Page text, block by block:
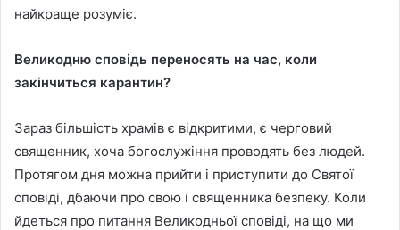
найкраще розуміє.
Великодню сповідь переносять на час, коли
закінчиться карантин?
Зараз більшість храмів є відкритими, є черговий
священник, хоча богослужіння проводять без людей.
Протягом дня можна прийти і приступити до Святої
сповіді, дбаючи про свою і священника безпеку. Коли
йдеться про питання Великодньої сповіді, на що ми